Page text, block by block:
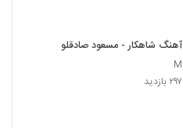
آهنگ شاهکار - مسعود صادقلو
M
۲۹۷ بازدید